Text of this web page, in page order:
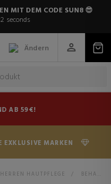
MIT DEM CODE SUN8 😎
seconds
Ändern
AB 59€!
EXKLUSIVE MARKEN
HERREN HAUTPFLEGE > BEHANDLUNGEN FÜR MÄNNER